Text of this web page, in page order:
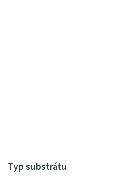
Typ substrátu